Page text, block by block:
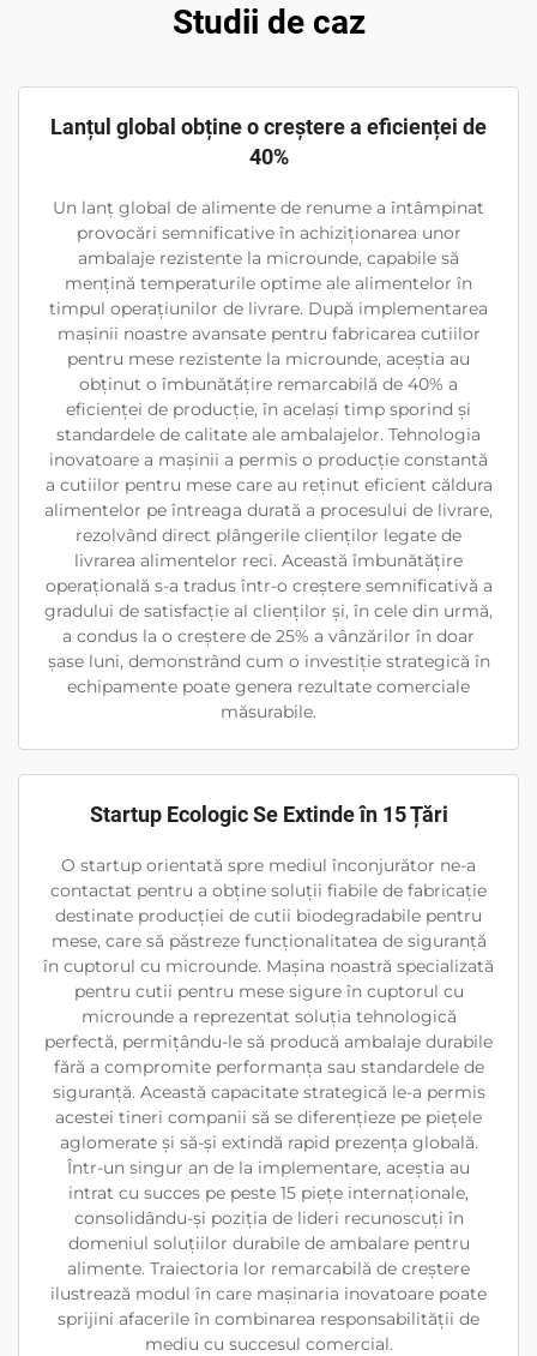
Studii de caz
Lanțul global obține o creștere a eficienței de
40%
Un lanț global de alimente de renume a întâmpinat
provocări semnificative în achiziționarea unor
ambalaje rezistente la microunde, capabile să
mențină temperaturile optime ale alimentelor în
timpul operațiunilor de livrare. După implementarea
mașinii noastre avansate pentru fabricarea cutiilor
pentru mese rezistente la microunde, aceștia au
obținut o îmbunătățire remarcabilă de 40% a
eficienței de producție, în același timp sporind și
standardele de calitate ale ambalajelor. Tehnologia
inovatoare a mașinii a permis o producție constantă
a cutiilor pentru mese care au reținut eficient căldura
alimentelor pe întreaga durată a procesului de livrare,
rezolvând direct plângerile clienților legate de
livrarea alimentelor reci. Această îmbunătățire
operațională s-a tradus într-o creștere semnificativă a
gradului de satisfacție al clienților și, în cele din urmă,
a condus la o creștere de 25% a vânzărilor în doar
șase luni, demonstrând cum o investiție strategică în
echipamente poate genera rezultate comerciale
măsurabile.
Startup Ecologic Se Extinde în 15 Țări
O startup orientată spre mediul înconjurător ne-a
contactat pentru a obține soluții fiabile de fabricație
destinate producției de cutii biodegradabile pentru
mese, care să păstreze funcționalitatea de siguranță
în cuptorul cu microunde. Mașina noastră specializată
pentru cutii pentru mese sigure în cuptorul cu
microunde a reprezentat soluția tehnologică
perfectă, permițându-le să producă ambalaje durabile
fără a compromite performanța sau standardele de
siguranță. Această capacitate strategică le-a permis
acestei tineri companii să se diferențieze pe piețele
aglomerate și să-și extindă rapid prezența globală.
Într-un singur an de la implementare, aceștia au
intrat cu succes pe peste 15 piețe internaționale,
consolidându-și poziția de lideri recunoscuți în
domeniul soluțiilor durabile de ambalare pentru
alimente. Traiectoria lor remarcabilă de creștere
ilustrează modul în care mașinaria inovatoare poate
sprijini afacerile în combinarea responsabilității de
mediu cu succesul comercial.